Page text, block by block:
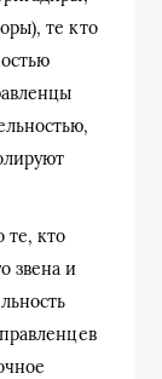
те кто
те, кто
звена и